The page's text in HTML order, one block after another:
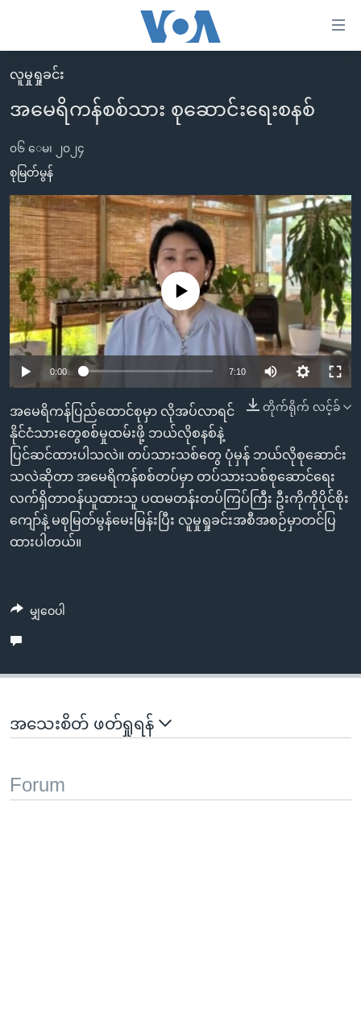
လွယ်ကူ
စေ
Link
များ
ပင်မ
အကြောင်းအရာ
သို့
ကျော်
ကြည့်
ရန်
ပင်မ
ညွန်း
စာမျက်နှာ
သို့
ကျော်
ကြည့်
ရန်
ရှာဖွေ
ရန်
ကျော်
မူလစာမျက်နှာ
မြန်မာ
ကမ္ဘာ့သတင်းများ
နိုင်ငံတကာ
အမေရိကန်
တရုတ်
အစ္စရေး-ပါလက်စတိုင်း
ဗွီဒီယို
သတင်းလွတ်လပ်ခွင့်
ရပ်ဝန်းတခု လမ်းတခု အလွန်
အင်္ဂလိပ်စာလေ့လာမယ်
အမေရိကန်သုံးအီဒီယံ
မကြေးမုံရဲ့ အင်္ဂလိပ်စာ
ရုပ်ရှင်ထဲက အင်္ဂလိပ်စာ
သုတပဒေသာ အင်္ဂလိပ်စာ
အပတ်စဉ်ကဏ္ဍများ
ရေဒီယို
တီဗွီ
ရေဒီယိုနှင့်ရုပ်သံ အချက်အလက်များ
ရေဒီယို/တီဗွီအစီအစဉ်
Learning English
ဗွီအိုအေ လူမှုကွန်ယက်များ
ဘာသာစကားများ
လူမှုရှုခင်း
အမေရိကန်စစ်သား စုဆောင်းရေးစနစ်
၀၆ ေမ၊ ၂၀၂၄
စုမြတ်မွန်
No media source currently available
0:00 7:10
တိုက်ရိုက် လင့်ခ်
အမေရိကန်ပြည်ထောင်စုမှာ လိုအပ်လာရင်
နိုင်ငံသားတွေစစ်မှုထမ်းဖို့ ဘယ်လိုစနစ်နဲ့
ပြင်ဆင်ထားပါသလဲ။ တပ်သားသစ်တွေ ပုံမှန် ဘယ်လိုစုဆောင်း
သလဲဆိုတာ အမေရိကန်စစ်တပ်မှာ တပ်သားသစ်စုဆောင်ရေး
လက်ရှိတာဝန်ယူထားသူ ပထမတန်းတပ်ကြပ်ကြီး ဦးကိုကိုပိုင်စိုး
ကျော်နဲ့ မစုမြတ်မွန်မေးမြန်းပြီး လူမှုရှုခင်းအစီအစဉ်မှာတင်ပြ
ထားပါတယ်။
မျှဝေပါ
အသေးစိတ် ဖတ်ရှုရန်
Forum